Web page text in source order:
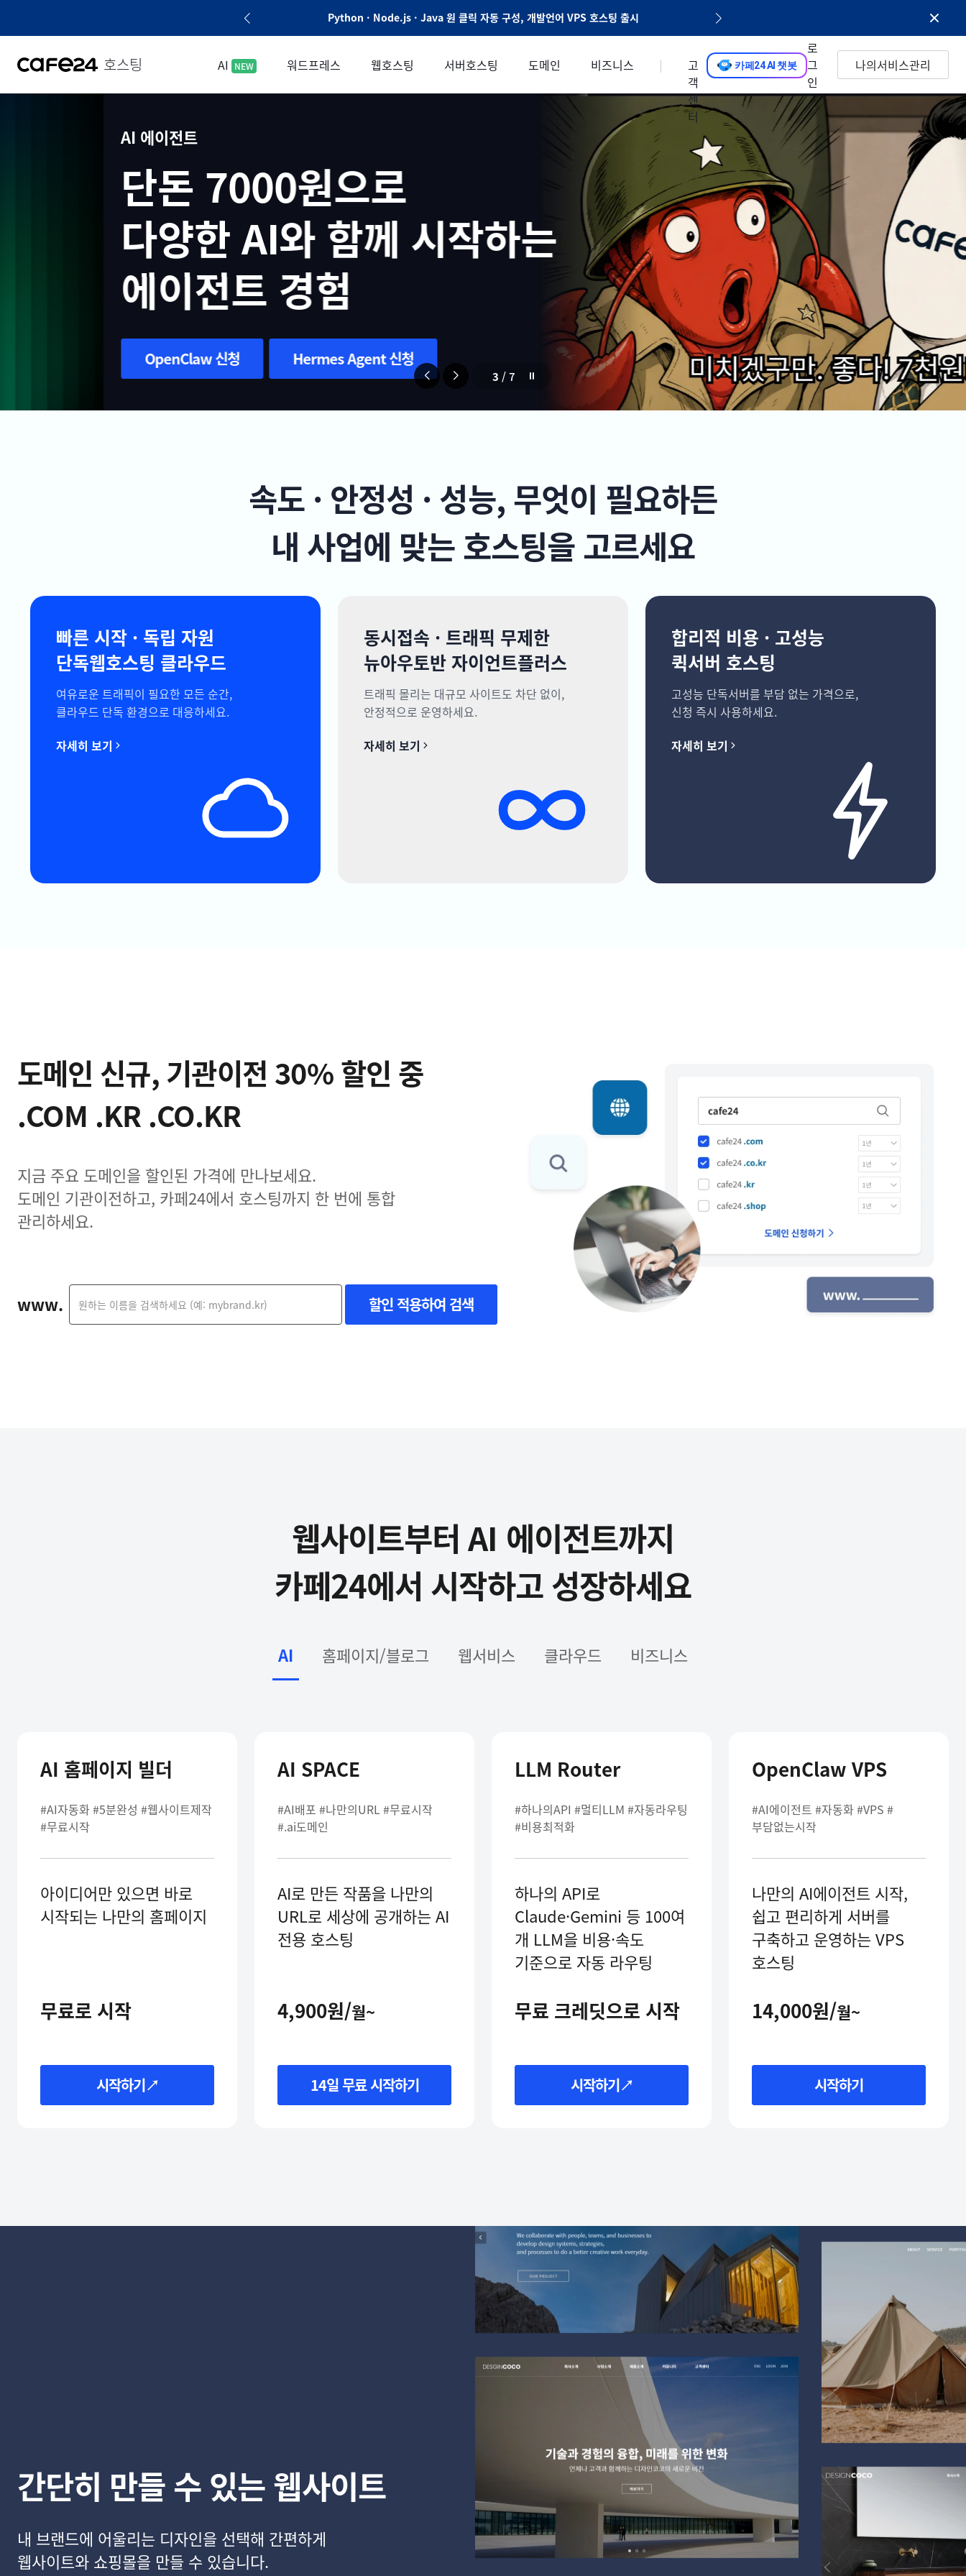
Python · Node.js · Java 원 클릭 자동 구성, 개발언어 VPS 호스팅 출시 기억하고 성장하는 AI 에이전트, Hermes
호스팅
로
그
인
나의서비스관리
AI NEW 워드프레스 웹호스팅 서버호스팅 도메인 비즈니스
고
객
센
터
카페24 AI 챗봇
단돈 7000원으로
다양한 AI와 함께 시작하는
에이전트 경험
Hermes Agent 신청
3 /7
속도 · 안정성 · 성능, 무엇이 필요하든
내 사업에 맞는 호스팅을 고르세요
빠른 시작 · 독립 자원
단독웹호스팅 클라우드
여유로운 트래픽이 필요한 모든 순간,
클라우드 단독 환경으로 대응하세요.
자세히 보기
동시접속 · 트래픽 무제한
뉴아우토반 자이언트플러스
트래픽 몰리는 대규모 사이트도 차단 없이,
안정적으로 운영하세요.
자세히 보기
합리적 비용 · 고성능
퀵서버 호스팅
고성능 단독서버를 부담 없는 가격으로,
신청 즉시 사용하세요.
자세히 보기
도메인 신규, 기관이전 30% 할인 중
.COM .KR .CO.KR
지금 주요 도메인을 할인된 가격에 만나보세요.
도메인 기관이전하고, 카페24에서 호스팅까지 한 번에 통합
관리하세요.
www. 할인 적용하여 검색
웹사이트부터 AI 에이전트까지
카페24에서 시작하고 성장하세요
AI 홈페이지/블로그 웹서비스 클라우드 비즈니스
AI 홈페이지 빌더
#AI자동화 #5분완성 #웹사이트제작
#무료시작
아이디어만 있으면 바로
시작되는 나만의 홈페이지
무료로 시작
시작하기↗
AI SPACE
#AI배포 #나만의URL #무료시작
#.ai도메인
AI로 만든 작품을 나만의
URL로 세상에 공개하는 AI
전용 호스팅
4,900원/월~
14일 무료 시작하기
LLM Router
#하나의API #멀티LLM #자동라우팅
#비용최적화
하나의 API로
Claude·Gemini 등 100여
개 LLM을 비용·속도
기준으로 자동 라우팅
무료 크레딧으로 시작
시작하기↗
OpenClaw VPS
#AI에이전트 #자동화 #VPS #
부담없는시작
나만의 AI에이전트 시작,
쉽고 편리하게 서버를
구축하고 운영하는 VPS
호스팅
14,000원/월~
시작하기
간단히 만들 수 있는 웹사이트
내 브랜드에 어울리는 디자인을 선택해 간편하게
웹사이트와 쇼핑몰을 만들 수 있습니다.